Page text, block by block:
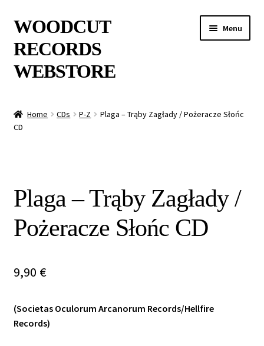
Skip
to
navigation
Skip
to
content
WOODCUT
RECORDS
WEBSTORE
Menu
Info
Special Offers
Releases
Others
Home CDs P-Z
Plaga – Trąby Zagłady / Pożeracze Słońc
CD
Plaga – Trąby Zagłady /
Pożeracze Słońc CD
9,90 €
(Societas Oculorum Arcanorum Records/Hellfire
Records)